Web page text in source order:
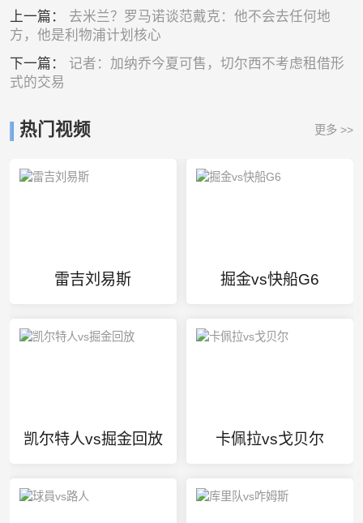
上一篇： 去米兰？罗马诺谈范戴克：他不会去任何地
方，他是利物浦计划核心
下一篇： 记者：加纳乔今夏可售，切尔西不考虑租借形
式的交易
热门视频 更多 >>
雷吉刘易斯 掘金vs快船G6
凯尔特人vs掘金回放 卡佩拉vs戈贝尔